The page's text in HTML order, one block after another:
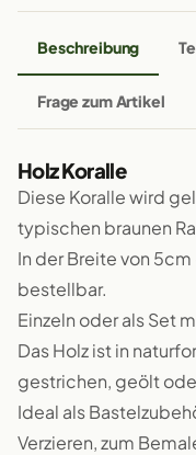
Beschreibung
Frage zum Artikel
Holz Koralle
Diese Koralle wird
typischen braunen
In der Breite von
bestellbar.
Einzeln oder als Set
Das Holz ist in
gestrichen, geölt
Ideal als
Verzieren, zum